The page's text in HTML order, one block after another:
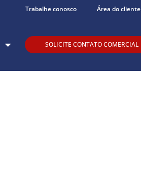
Trabalhe conosco Área do cliente
SOLICITE CONTATO COMERCIAL